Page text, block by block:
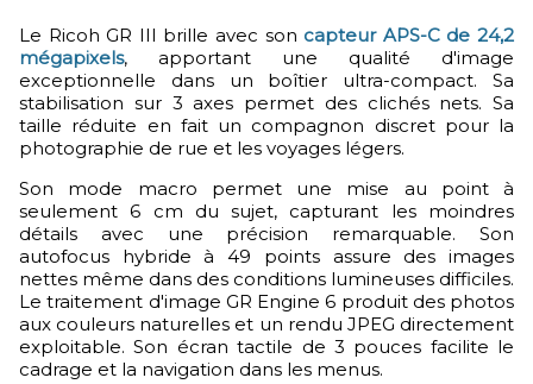
Le Ricoh GR III brille avec son capteur APS-C de 24,2
mégapixels, apportant une qualité d'image
exceptionnelle dans un boîtier ultra-compact. Sa
stabilisation sur 3 axes permet des clichés nets. Sa
taille réduite en fait un compagnon discret pour la
photographie de rue et les voyages légers.
Son mode macro permet une mise au point à
seulement 6 cm du sujet, capturant les moindres
détails avec une précision remarquable. Son
autofocus hybride à 49 points assure des images
nettes même dans des conditions lumineuses difficiles.
Le traitement d'image GR Engine 6 produit des photos
aux couleurs naturelles et un rendu JPEG directement
exploitable. Son écran tactile de 3 pouces facilite le
cadrage et la navigation dans les menus.